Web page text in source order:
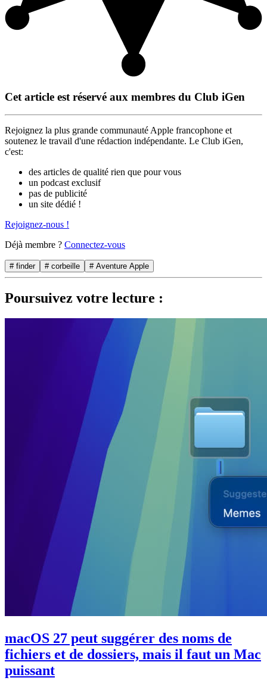
Cet article est réservé aux membres du Club iGen
Rejoignez la plus grande communauté Apple francophone et
soutenez le travail d'une rédaction indépendante. Le Club iGen,
c'est:
des articles de qualité rien que pour vous
un podcast exclusif
pas de publicité
un site dédié !
Rejoignez-nous !
Déjà membre ? Connectez-vous
# finder # corbeille # Aventure Apple
Poursuivez votre lecture :
macOS 27 peut suggérer des noms de
fichiers et de dossiers, mais il faut un Mac
puissant